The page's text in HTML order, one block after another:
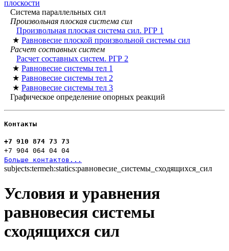
плоскости
Система параллельных сил
Произвольная плоская система сил
Произвольная плоская система сил. РГР 1
★ Равновесие плоской произвольной системы сил
Расчет составных систем
Расчет составных систем. РГР 2
★ Равновесие системы тел 1
★ Равновесие системы тел 2
★ Равновесие системы тел 3
Графическое определение опорных реакций
Контакты
+7 910 874 73 73
+7 904 064 04 04
Больше контактов...
subjects:termeh:statics:равновесие_системы_сходящихся_сил
Условия и уравнения
равновесия системы
сходящихся сил